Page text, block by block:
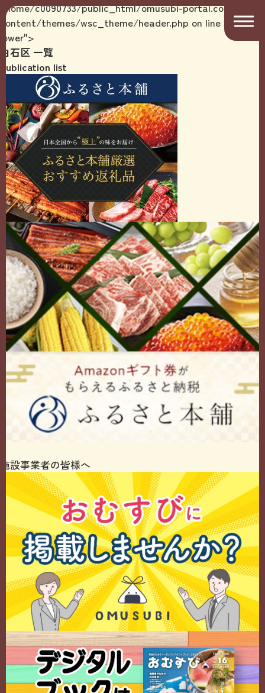
/home/c0090733/public_html/omusubi-portal.com/wp-
content/themes/wsc_theme/header.php on line 39
lower">
白石区 一覧
Publication list
施設事業者の皆様へ